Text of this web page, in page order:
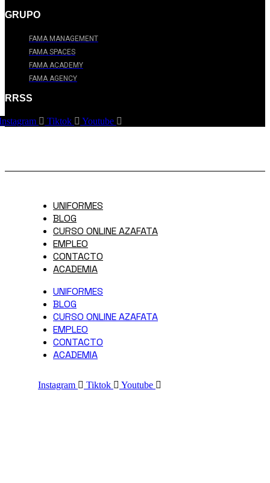
GRUPO
FAMA MANAGEMENT
FAMA SPACES
FAMA ACADEMY
FAMA AGENCY
RRSS
Tiktok Youtube
UNIFORMES
BLOG
CURSO ONLINE AZAFATA
EMPLEO
CONTACTO
ACADEMIA
UNIFORMES
BLOG
CURSO ONLINE AZAFATA
EMPLEO
CONTACTO
ACADEMIA
Instagram Tiktok Youtube